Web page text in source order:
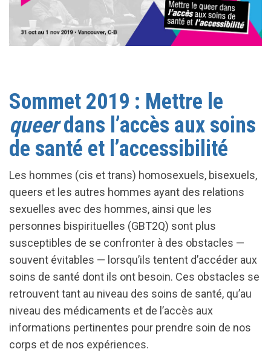
Sommet 2019 : Mettre le
queerdans l’accès aux soins
de santé et l’accessibilité
Les hommes (cis et trans) homosexuels, bisexuels,
queers et les autres hommes ayant des relations
sexuelles avec des hommes, ainsi que les
personnes bispirituelles (GBT2Q) sont plus
susceptibles de se confronter à des obstacles —
souvent évitables — lorsqu’ils tentent d’accéder aux
soins de santé dont ils ont besoin. Ces obstacles se
retrouvent tant au niveau des soins de santé, qu’au
niveau des médicaments et de l’accès aux
informations pertinentes pour prendre soin de nos
corps et de nos expériences.